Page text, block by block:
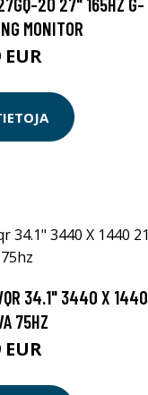
MONITOR
EUR
34.1" 3440 X 1440
75HZ
EUR